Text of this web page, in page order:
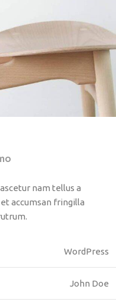
nam tellus a
accumsan fringilla
WordPress
John Doe